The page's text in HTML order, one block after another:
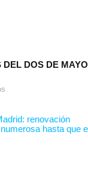
DEL DOS DE MAYO